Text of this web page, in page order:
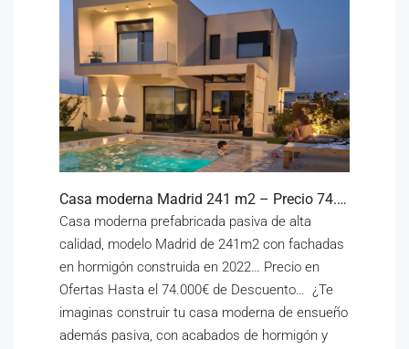
Casa moderna Madrid 241 m2 – Precio 74.000 € descuento
Casa moderna prefabricada pasiva de alta
calidad, modelo Madrid de 241m2 con fachadas
en hormigón construida en 2022… Precio en
Ofertas Hasta el 74.000€ de Descuento… ¿Te
imaginas construir tu casa moderna de ensueño
además pasiva, con acabados de hormigón y